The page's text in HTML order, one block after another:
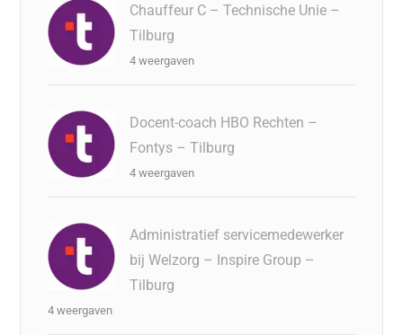
Chauffeur C – Technische Unie –
Tilburg
4 weergaven
Docent-coach HBO Rechten –
Fontys – Tilburg
4 weergaven
Administratief servicemedewerker
bij Welzorg – Inspire Group –
Tilburg
4 weergaven